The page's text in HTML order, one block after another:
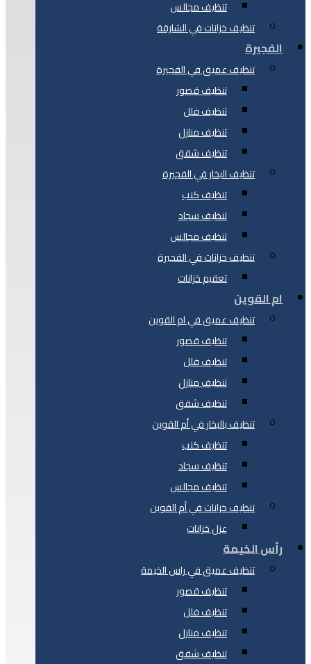
تنظيف مجالس
تنظيف خزانات في الشارقة
الفجيرة
تنظيف عميق في الفجيرة
تنظيف قصور
تنظيف فلل
تنظيف منازل
تنظيف شقق
تنظيف البخار في الفجيرة
تنظيف كنب
تنظيف سجاد
تنظيف مجالس
تنظيف خزانات في الفجيرة
تعقيم خزانات
ام القوين
تنظيف عميق في ام القوين
تنظيف قصور
تنظيف فلل
تنظيف منازل
تنظيف شقق
تنظيف بالبخار في أم القوين
تنظيف كنب
تنظيف سجاد
تنظيف مجالس
تنظيف خزانات في أم القوين
عزل خزانات
رأس الخيمة
تنظيف عميق في راس الخيمة
تنظيف قصور
تنظيف فلل
تنظيف منازل
تنظيف شقق